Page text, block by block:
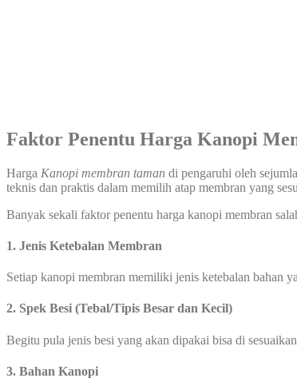
Faktor Penentu Harga Kanopi
Harga Kanopi membran taman di pengaruhi oleh
teknis dan praktis dalam memilih atap membran yang
Banyak sekali faktor penentu harga kanopi membran
1. Jenis Ketebalan Membran
Setiap kanopi membran memiliki jenis ketebalan bahan
2. Spek Besi (Tebal/Tipis Besar dan Kecil)
Begitu pula jenis besi yang akan dipakai bisa di
3. Bahan Kanopi